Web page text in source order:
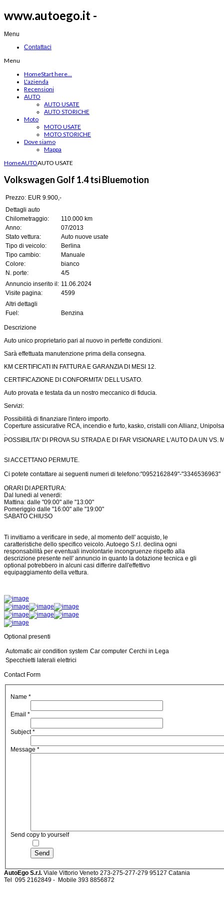
www.autoego.it -
Menu
Contattaci
Menu
HomeStart here...
L'azienda
Recensioni
AUTO
AUTO USATE
AUTO STORICHE
Moto
MOTO USATE
MOTO STORICHE
Dove siamo
Mappa
HomeAUTOAUTO USATE
Volkswagen Golf 1.4 tsi Bluemotion
Prezzo: EUR 9.900,-
Dettagli auto
Chilometraggio:
110.000 km
Anno:
07/2013
Stato vettura:
Auto nuove usate
Tipo di veicolo:
Berlina
Tipo cambio:
Manuale
Colore:
bianco
N. porte:
4/5
Annuncio inserito il: 11.06.2024
Visite pagina:
4599
Altri dettagli
Fuel:
Benzina
Descrizione
Auto unico proprietario pari al nuovo in perfette condizioni.
Sarà effettuata manutenzione prima della consegna.
KM CERTIFICATI IN FATTURA E GARANZIA DI MESI 12.
CERTIFICAZIONE DI CONFORMITA' DELL'USATO.
Auto provata e testata da un nostro meccanico di fiducia.
Servizi:
Possibilità di finanziare l'intero importo.
Coperture assicurative RCA, incendio e furto, kasko, cristalli con Allianz,
.
POSSIBILITA' DI PROVA SU STRADA E DI FAR VISIONARE L'AUTO DA UN VS.
SI ACCETTANO PERMUTE.
Ci potete contattare ai seguenti numeri di telefono:"0952162849"-"3346536963"
ORARI DI APERTURA:
Dal lunedi al venerdi:
Mattina: dalle "09:00" alle "13:00"
Pomeriggio dalle "16:00" alle "19:00"
SABATO CHIUSO
Ti invitiamo a verificare in sede, al momento dell' acquisto, le
caratteristiche dello specifico veicolo. Autoego S.r.l. declina ogni
responsabilità per eventuali involontarie incongruenze rispetto alla
descrizione presente nell' annuncio in quanto la dotazione tecnica e gli
optional potrebbero in alcuni casi differire dall'effettivo
equipaggiamento della vettura.
Optional presenti
Automatic air condition system Car computer Cerchi in Lega
Specchietti laterali elettrici
Contact Form
Name *
Email *
Subject*
Message *
Send copy to yourself
Send
AutoEgo S.r.l. Viale Vittorio Veneto 273-275-277-279 95127 Catania
Tel 095 2162849 - Mobile 393